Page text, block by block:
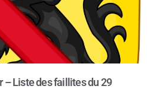
– Liste des faillites du 29